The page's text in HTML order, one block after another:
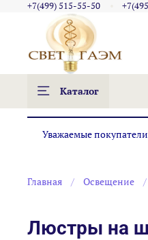
+7(499) 515-55-50
Каталог
Уважаемые
Главная Освещение
Люстры на